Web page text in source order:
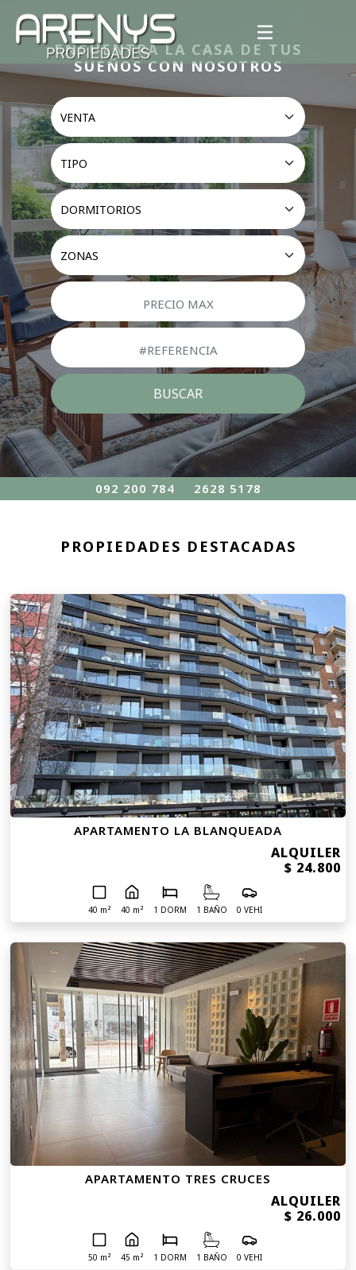
ENCUENTRA LA CASA DE TUS
SUEÑOS CON NOSOTROS
092 200 784 2628 5178
PROPIEDADES DESTACADAS
APARTAMENTO LA BLANQUEADA
ALQUILER
$ 24.800
40 m² 40 m² 1 DORM 1 BAÑO 0 VEHI
APARTAMENTO TRES CRUCES
ALQUILER
$ 26.000
50 m² 45 m² 1 DORM 1 BAÑO 0 VEHI